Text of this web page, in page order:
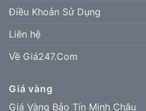
Điều Khoản Sử Dụng
Liên hệ
Về Giá247.Com
Giá vàng
Giá Vàng Bảo Tín Minh Châu